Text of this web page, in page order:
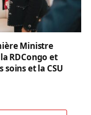
Ministre
RDCongo et
soins et la CSU